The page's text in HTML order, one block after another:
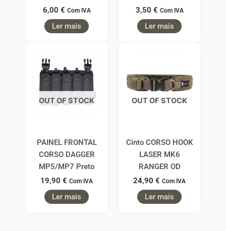
6,00 € Com IVA
Ler mais
3,50 € Com IVA
Ler mais
OUT OF STOCK
PAINEL FRONTAL
CORSO DAGGER
MP5/MP7 Preto
19,90 € Com IVA
Ler mais
OUT OF STOCK
Cinto CORSO HOOK
LASER MK6
RANGER OD
24,90 € Com IVA
Ler mais